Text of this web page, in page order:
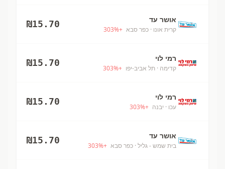
אושר עד
קרית אונו · כפר סבא +
303%
₪15.70
רמי לוי
קדימה · תל אביב-יפו +
303%
₪15.70
רמי לוי
עכו · יבנה +
303%
₪15.70
אושר עד
בית שמש - גליל · כפר סבא +
303%
₪15.70